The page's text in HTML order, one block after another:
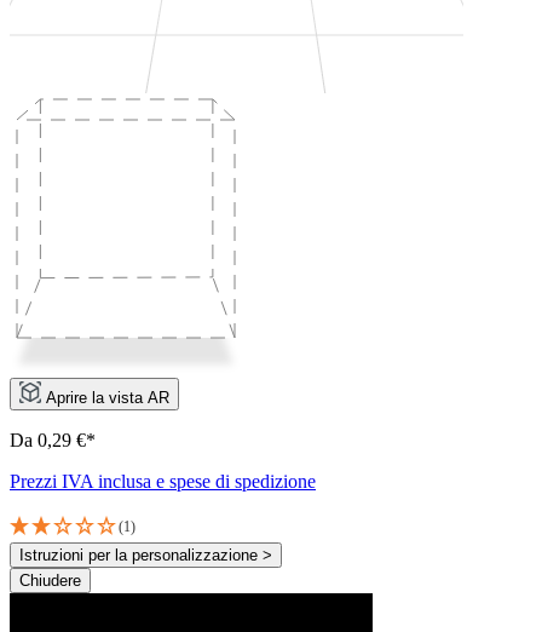
Aprire la vista AR
Da 0,29 €*
Prezzi IVA inclusa e spese di spedizione
(1)
Istruzioni per la personalizzazione >
Chiudere